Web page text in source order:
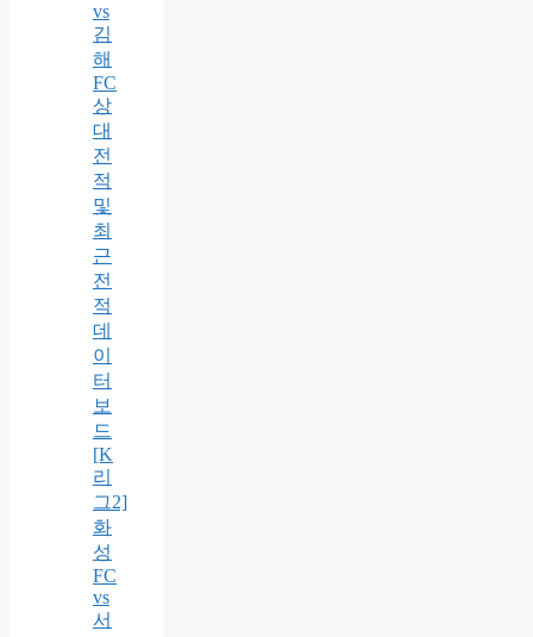
vs
김
해
FC
상
대
전
적
및
최
근
전
적
데
이
터
보
드
[K
리
그2]
화
성
FC
vs
서